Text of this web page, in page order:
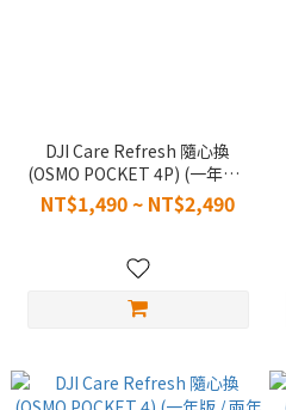
DJI Care Refresh 隨心換
(OSMO POCKET 4P) (一年版 /
兩年版) #DT00050801
#DT00050800
NT$1,490 ~ NT$2,490